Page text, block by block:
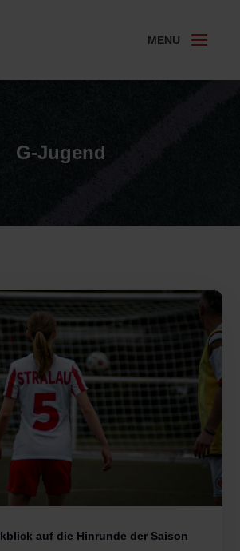
G-Jugend
auf die Hinrunde der Saison